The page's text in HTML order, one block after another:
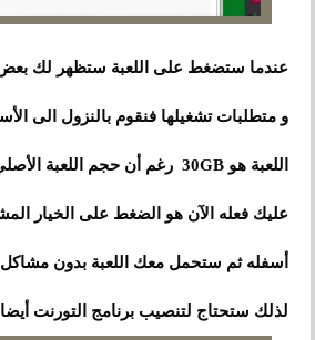
عندما ستضغط على اللعبة ستظهر لك بعض
و متطلبات تشغيلها فنقوم بالنزول الى
عليك فعله الآن هو الضغط على الخيار
أسفله ثم ستحمل معك اللعبة بدون
لذلك ستحتاج لتنصيب برنامج التورنت